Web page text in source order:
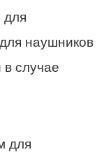
для
наушников
случае
для